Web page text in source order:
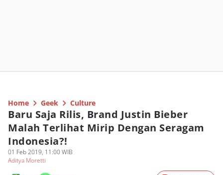
Home Geek Culture
Baru Saja Rilis, Brand Justin Bieber
Malah Terlihat Mirip Dengan Seragam
Indonesia?!
01 Feb 2019, 11:00 WIB
Aditya Moretti